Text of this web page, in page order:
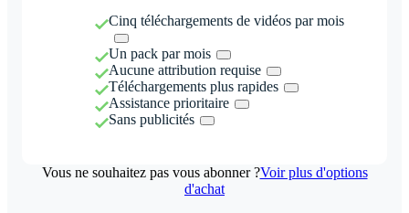
Cinq téléchargements de vidéos par mois
Un pack par mois
Aucune attribution requise
Téléchargements plus rapides
Assistance prioritaire
Sans publicités
Vous ne souhaitez pas vous abonner ?Voir plus d'options
d'achat